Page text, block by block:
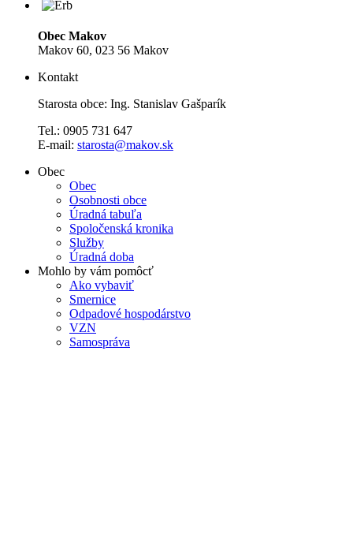
Obec Makov
Makov 60, 023 56 Makov
Kontakt
Starosta obce: Ing. Stanislav Gašparík
Tel.: 0905 731 647
E-mail: starosta@makov.sk
Obec
Obec
Osobnosti obce
Úradná tabuľa
Spoločenská kronika
Služby
Úradná doba
Mohlo by vám pomôcť
Ako vybaviť
Smernice
Odpadové hospodárstvo
VZN
Samospráva